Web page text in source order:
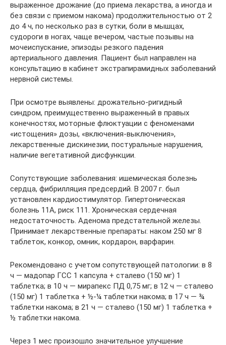
выраженное дрожание (до приема лекарства, а иногда и
без связи с приемом накома) продолжительностью от 2
до 4 ч, по несколько раз в сутки, боли в мышцах,
судороги в ногах, чаще вечером, частые позывы на
мочеиспускание, эпизоды резкого падения
артериального давления. Пациент был направлен на
консультацию в кабинет экстрапирамидных заболеваний
нервной системы.
При осмотре выявлены: дрожательно-ригидный
синдром, преимущественно выраженный в правых
конечностях, моторные флюктуации с феноменами
«истощения» дозы, «включения-выключения»,
лекарственные дискинезии, постуральные нарушения,
наличие вегетативной дисфункции.
Сопутствующие заболевания: ишемическая болезнь
сердца, фибрилляция предсердий. В 2007 г. был
установлен кардиостимулятор. Гипертоническая
болезнь 11А, риск 111. Хроническая сердечная
недостаточность. Аденома предстательной железы.
Принимает лекарственные препараты: наком 250 мг 8
таблеток, конкор, омник, кордарон, варфарин.
Рекомендовано с учетом сопутствующей патологии: в 8
ч — мадопар ГСС 1 капсула + сталево (150 мг) 1
таблетка; в 10 ч — мирапекс ПД 0,75 мг; в 12 ч — сталево
(150 мг) 1 таблетка + ½-¼ таблетки накома; в 17 ч — ¾
таблетки накома; в 21 ч — сталево (150 мг) 1 таблетка +
½ таблетки накома.
Через 1 мес произошло значительное улучшение